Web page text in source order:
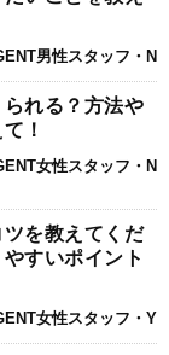
男性スタッフ・N
れる？方法や
！
女性スタッフ・N
を教えてくだ
すいポイント
女性スタッフ・Y